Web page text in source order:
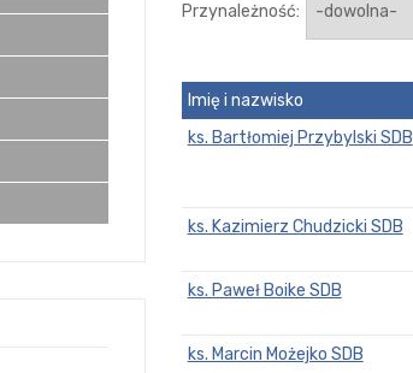
Przynależność:
Imię i nazwisko
ks. Bartłomiej Przybylski SDB
ks. Kazimierz Chudzicki SDB
ks. Paweł Boike SDB
ks. Marcin Możejko SDB